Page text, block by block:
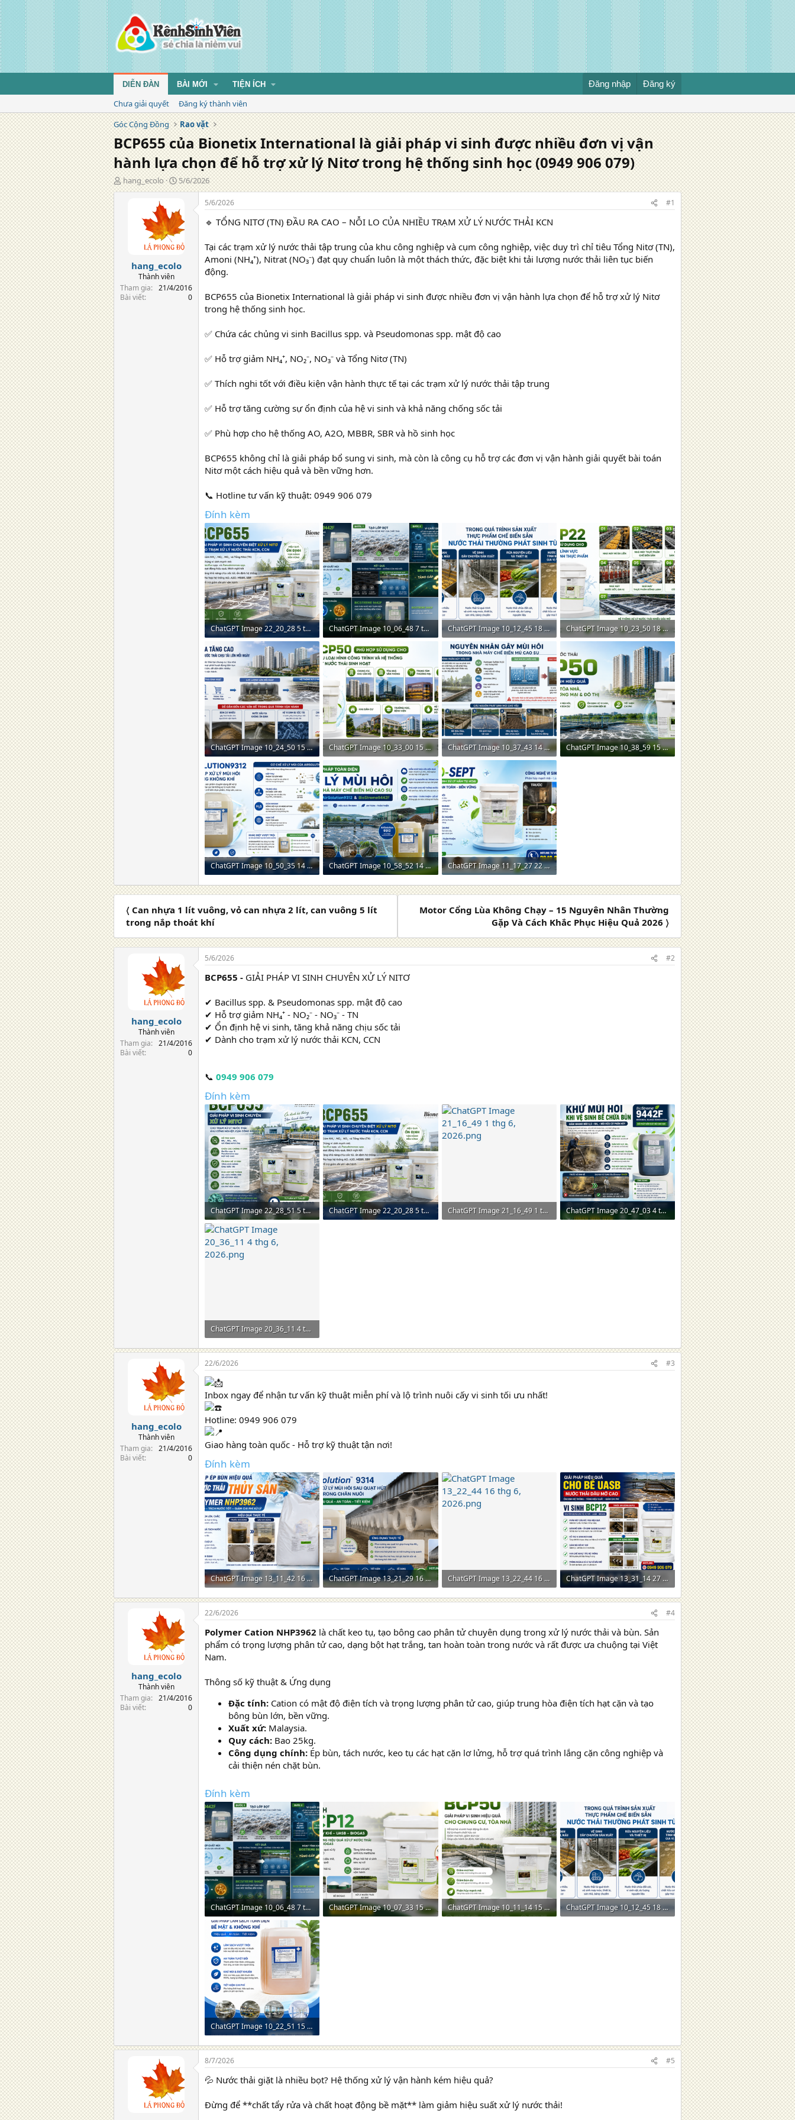
DIỄN ĐÀN BÀI MỚI TIỆN ÍCH Đăng nhập Đăng ký
Chưa giải quyết
Đăng ký thành viên
Góc Cộng Đồng
Rao vặt
BCP655 của Bionetix International là giải pháp vi sinh được nhiều đơn vị vận
hành lựa chọn để hỗ trợ xử lý Nitơ trong hệ thống sinh học (0949 906 079)
T
á
hang_ecolo
N
g
y
đ
ă
n
5/6/2026
hang_ecolo
Thành viên
Tham gia
21/4/2016
Bài viết
0
5/6/2026 #1
🔹 TỔNG NITƠ (TN) ĐẦU RA CAO – NỖI LO CỦA NHIỀU TRẠM XỬ LÝ NƯỚC THẢI KCN
Tại các trạm xử lý nước thải tập trung của khu công nghiệp và cụm công nghiệp, việc duy trì chỉ tiêu Tổng Nitơ (TN),
Amoni (NH₄⁺), Nitrat (NO₃⁻) đạt quy chuẩn luôn là một thách thức, đặc biệt khi tải lượng nước thải liên tục biến
động.
BCP655 của Bionetix International là giải pháp vi sinh được nhiều đơn vị vận hành lựa chọn để hỗ trợ xử lý Nitơ
trong hệ thống sinh học.
✅ Chứa các chủng vi sinh Bacillus spp. và Pseudomonas spp. mật độ cao
✅ Hỗ trợ giảm NH₄⁺, NO₂⁻, NO₃⁻ và Tổng Nitơ (TN)
✅ Thích nghi tốt với điều kiện vận hành thực tế tại các trạm xử lý nước thải tập trung
✅ Hỗ trợ tăng cường sự ổn định của hệ vi sinh và khả năng chống sốc tải
✅ Phù hợp cho hệ thống AO, A2O, MBBR, SBR và hồ sinh học
BCP655 không chỉ là giải pháp bổ sung vi sinh, mà còn là công cụ hỗ trợ các đơn vị vận hành giải quyết bài toán
Nitơ một cách hiệu quả và bền vững hơn.
📞 Hotline tư vấn kỹ thuật: 0949 906 079
Đính kèm
ChatGPT Image 22_20_28 5 thg 6, 2026.png
2 MB · Lượt xem: 0
ChatGPT Image 10_06_48 7 thg 5, 2026.png
2,2 MB · Lượt xem: 0
ChatGPT Image 10_12_45 18 thg 5, 2026.png
2 MB · Lượt xem: 0
ChatGPT Image 10_23_50 18 thg 5, 2026.png
ChatGPT Image 10_24_50 15 thg 5, 2026.png
2,3 MB · Lượt xem: 0
ChatGPT Image 10_33_00 15 thg 5, 2026.png
2 MB · Lượt xem: 0
ChatGPT Image 10_37_43 14 thg 5, 2026.png
2,1 MB · Lượt xem: 0
ChatGPT Image 10_38_59 15 thg 5, 2026.png
ChatGPT Image 10_50_35 14 thg 5, 2026.png
1,9 MB · Lượt xem: 0
ChatGPT Image 10_58_52 14 thg 5, 2026.png
2,4 MB · Lượt xem: 0
ChatGPT Image 11_17_27 22 thg 5, 2026.png
2 MB · Lượt xem: 0
〈 Can nhựa 1 lít vuông, vỏ can nhựa 2 lít, can vuông 5 lít
trong nắp thoát khí
Motor Cổng Lùa Không Chạy – 15 Nguyên Nhân Thường
Gặp Và Cách Khắc Phục Hiệu Quả 2026 〉
hang_ecolo
Thành viên
Tham gia
21/4/2016
Bài viết
0
5/6/2026 #2
BCP655 - GIẢI PHÁP VI SINH CHUYÊN XỬ LÝ NITƠ
✔ Bacillus spp. & Pseudomonas spp. mật độ cao
✔ Hỗ trợ giảm NH₄⁺ - NO₂⁻ - NO₃⁻ - TN
✔ Ổn định hệ vi sinh, tăng khả năng chịu sốc tải
✔ Dành cho trạm xử lý nước thải KCN, CCN
📞 0949 906 079
Đính kèm
ChatGPT Image 22_28_51 5 thg 6, 2026.png
2,2 MB · Lượt xem: 0
ChatGPT Image 22_20_28 5 thg 6, 2026.png
ChatGPT Image 21_16_49 1 thg 6, 2026.png
ChatGPT Image 20_47_03 4 thg 6, 2026.png
ChatGPT Image 20_36_11 4 thg 6, 2026.png
2,2 MB · Lượt xem: 0
hang_ecolo
Thành viên
Tham gia
21/4/2016
Bài viết
0
22/6/2026 #3
Inbox ngay để nhận tư vấn kỹ thuật miễn phí và lộ trình nuôi cấy vi sinh tối ưu nhất!
Hotline: 0949 906 079
Giao hàng toàn quốc - Hỗ trợ kỹ thuật tận nơi!
Đính kèm
ChatGPT Image 13_11_42 16 thg 6, 2026.png
2,3 MB · Lượt xem: 0
ChatGPT Image 13_21_29 16 thg 6, 2026.png
2 MB · Lượt xem: 0
ChatGPT Image 13_22_44 16 thg 6, 2026.png
2 MB · Lượt xem: 0
ChatGPT Image 13_31_14 27 thg 5, 2026.png
2 MB · Lượt xem: 0
hang_ecolo
Thành viên
Tham gia
21/4/2016
Bài viết
0
22/6/2026 #4
Polymer Cation NHP3962 là chất keo tụ, tạo bông cao phân tử chuyên dụng trong xử lý nước thải và bùn. Sản
phẩm có trọng lượng phân tử cao, dạng bột hạt trắng, tan hoàn toàn trong nước và rất được ưa chuộng tại Việt
Nam.
Thông số kỹ thuật & Ứng dụng
Đặc tính: Cation có mật độ điện tích và trọng lượng phân tử cao, giúp trung hòa điện tích hạt cặn và tạo
bông bùn lớn, bền vững.
Xuất xứ: Malaysia.
Quy cách: Bao 25kg.
Công dụng chính: Ép bùn, tách nước, keo tụ các hạt cặn lơ lửng, hỗ trợ quá trình lắng cặn công nghiệp và
cải thiện nén chặt bùn.
Đính kèm
ChatGPT Image 10_06_48 7 thg 5, 2026.png
2,2 MB · Lượt xem: 0
ChatGPT Image 10_07_33 15 thg 6, 2026.png
ChatGPT Image 10_11_14 15 thg 5, 2026.png
ChatGPT Image 10_12_45 18 thg 5, 2026.png
ChatGPT Image 10_22_51 15 thg 6, 2026.png
1,8 MB · Lượt xem: 0
8/7/2026 #5
💦 Nước thải giặt là nhiều bọt? Hệ thống xử lý vận hành kém hiệu quả?
Đừng để **chất tẩy rửa và chất hoạt động bề mặt** làm giảm hiệu suất xử lý nước thải!